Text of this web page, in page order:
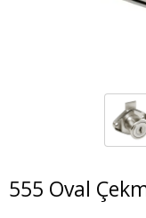
555 Oval